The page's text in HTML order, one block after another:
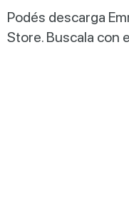
Podés descarga
Store. Buscala con